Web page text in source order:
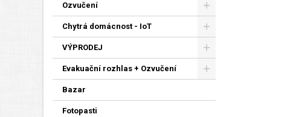
Ozvučení
Chytrá domácnost - IoT
VÝPRODEJ
Evakuační rozhlas + Ozvučení
Bazar
Fotopasti